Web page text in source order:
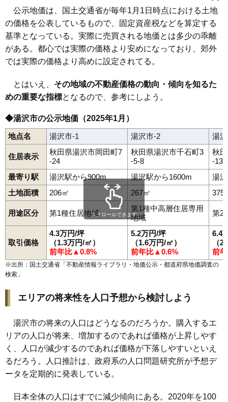
公示地価は、国土交通省が毎年1月1日時点における土地
の価格を公表しているもので、固定資産税などを算定する
基準となっている。実際に売買される地価とは多少の乖離
がある。都心では実際の価格より安めになっており、郊外
では実際の価格より高めに設定されてる。
とはいえ、 その地域の不動産価格の動向・傾向を知るた
めの重要な指標となるので、参考にしよう。
◆湯沢市の公示地価（2025年1月）
地点名 湯沢市-1 湯沢市-2 湯
住居表示
秋田県湯沢市岡田町7
-24
秋田県湯沢市千石町3
-5-8
秋
-13
最寄り駅
湯沢駅から900m 湯沢駅から1600m
湯
土地面積
206㎡ 267㎡ 375
用途区分 第1種住居地域
第1種中高層住居専用
地域
第2
取引価格
4.3万円/坪
（1.3万円/㎡）
前年比▲0.8%
5.2万円/坪
（1.6万円/㎡）
前年比▲0.6%
6.4
（
前
スクロールできます
※出所：国土交通省「不動産情報ライブラリ・地価公示・都道府県地価調査の
検索 」
エリアの将来性を人口予想から検討しよう
湯沢市の将来の人口はどうなるのだろうか。購入するエ
リアの人口が将来、増加するのであれば価格が上昇しやす
く、人口が減少するのであれば価格が下落しやすいといえ
るだろう。人口推計は、政府系の人口問題研究所が予想デ
ータを定期的に発表している。
日本全体の人口はすでに減少傾向にある。2020年を100
川連町
倉内 桑崎駒形町 佐竹町
下院内杉沢杉沢新所関口千石町大工町 高松田町成沢二井田
西新町深堀 吹張古館町前森松岡 三梨町皆瀬南台 元清水森
柳田柳町 山田 湯ノ原横堀若葉町 （大字なし） 岡田町
院内駅横堀駅 上湯沢駅湯沢駅下湯沢駅